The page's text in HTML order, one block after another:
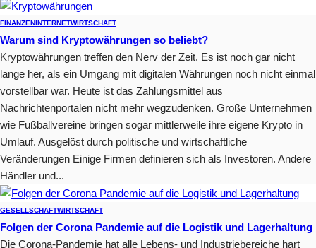
FINANZENINTERNETWIRTSCHAFT
Warum sind Kryptowährungen so beliebt?
Kryptowährungen treffen den Nerv der Zeit. Es ist noch gar nicht
lange her, als ein Umgang mit digitalen Währungen noch nicht einmal
vorstellbar war. Heute ist das Zahlungsmittel aus
Nachrichtenportalen nicht mehr wegzudenken. Große Unternehmen
wie Fußballvereine bringen sogar mittlerweile ihre eigene Krypto in
Umlauf. Ausgelöst durch politische und wirtschaftliche
Veränderungen Einige Firmen definieren sich als Investoren. Andere
Händler und...
GESELLSCHAFTWIRTSCHAFT
Folgen der Corona Pandemie auf die Logistik und Lagerhaltung
Die Corona-Pandemie hat alle Lebens- und Industriebereiche hart